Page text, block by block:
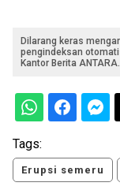
Dilarang keras
pengindeksan
Kantor Berita ANTARA.
Tags:
Erupsi semeru